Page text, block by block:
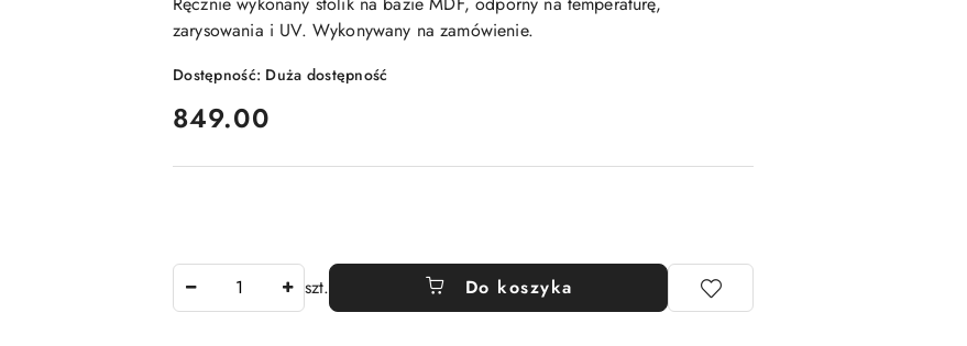
zarysowania i UV. Wykonywany na zamówienie.
Dostępność: Duża dostępność
cena:
849.00
szt. Do koszyka